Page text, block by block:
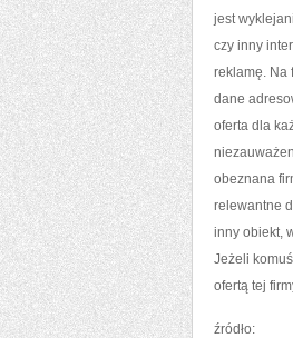
jest
czy inny
reklamę. Na
dane
oferta dla
obeznana
relewantne
inny obiekt,
Jeżeli
ofertą tej
źródło: